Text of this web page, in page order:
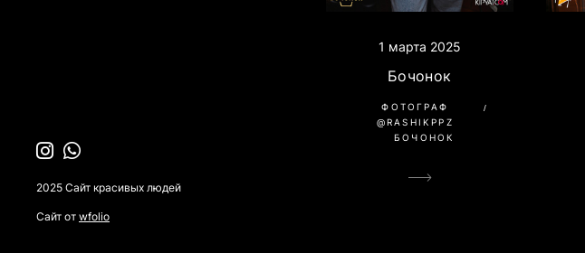
2025 Сайт красивых людей
Сайт от wfolio
1 марта 2025
Бочонок
ФОТОГРАФ
@RASHIKPPZ
БОЧОНОК